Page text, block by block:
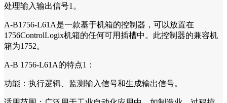
处理输入输出信号1。
A-B1756-L61A是一款基于机箱的控制器，可以放置在
1756ControlLogix机箱的任何可用插槽中。此控制器的兼容机
箱为1752。
A-B 1756-L61A的特点1：
功能：执行逻辑、监测输入信号和生成输出信号。